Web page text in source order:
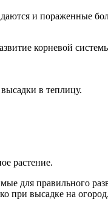
и пораженные
корневой
в теплицу.
растение.
для правильного
высадке на